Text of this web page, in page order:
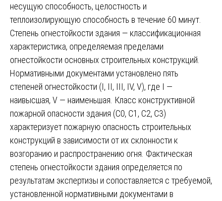
несущую способность, целостность и
теплоизолирующую способность в течение 60 минут.
Степень огнестойкости здания — классификационная
характеристика, определяемая пределами
огнестойкости основных строительных конструкций.
Нормативными документами установлено пять
степеней огнестойкости (I, II, III, IV, V), где I —
наивысшая, V — наименьшая. Класс конструктивной
пожарной опасности здания (С0, С1, С2, С3)
характеризует пожарную опасность строительных
конструкций в зависимости от их склонности к
возгоранию и распространению огня. Фактическая
степень огнестойкости здания определяется по
результатам экспертизы и сопоставляется с требуемой,
установленной нормативными документами в